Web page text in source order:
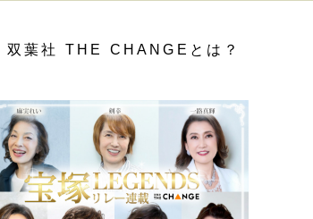
双葉社 THE CHANGEとは？